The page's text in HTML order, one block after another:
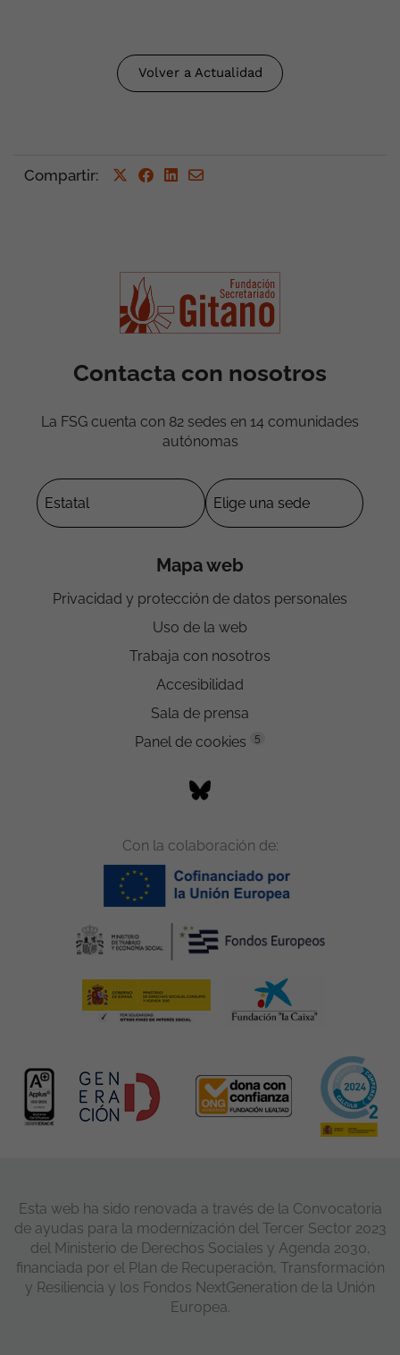
Volver a Actualidad
Compartir:
Contacta con nosotros
La FSG cuenta con 82 sedes en 14 comunidades
autónomas
Mapa web
Privacidad y protección de datos personales
Uso de la web
Trabaja con nosotros
Accesibilidad
Sala de prensa
Panel de cookies
5
Con la colaboración de:
Esta web ha sido renovada a través de la Convocatoria
de ayudas para la modernización del Tercer Sector 2023
del Ministerio de Derechos Sociales y Agenda 2030,
financiada por el Plan de Recuperación, Transformación
y Resiliencia y los Fondos NextGeneration de la Unión
Europea.